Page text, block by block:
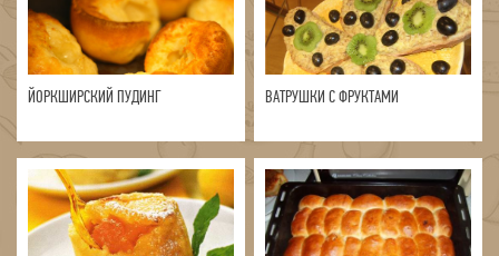
ЙОРКШИРСКИЙ ПУДИНГ ВАТРУШКИ С ФРУКТАМИ